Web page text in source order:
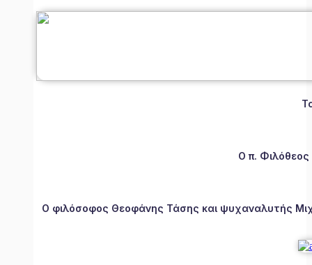
Ο π.
Ο φιλόσοφος Θεοφάνης Τάσης και ψυχαναλυτής